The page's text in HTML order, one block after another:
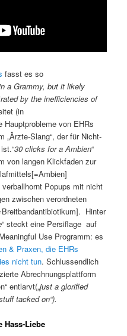
fasst es so
a Grammy, but it likely
by the inefficiencies of
(in
Hauptprobleme von EHRs
„Ärzte-Slang“, der für Nicht-
30 clicks for a Ambien“
von langen Klickfaden zur
verballhornt Popups mit nicht
zwischen verordneten
Hinter
“ steckt eine Persiflage auf
Use Programm: es
& Praxen, die EHRs
nicht tun. Schlussendlich
Abrechnungsplattform
entlarvt(„just a glorified
tacked on“).
Hass-Liebe